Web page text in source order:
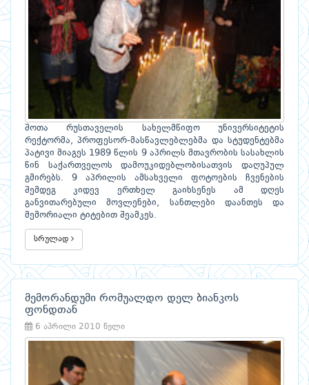
შოთა რუსთაველის სახელმწიფო უნივერსიტეტის
რექტორმა, პროფესორ-მასწავლებლებმა და სტუდენტებმა
პატივი მიაგეს 1989 წლის 9 აპრილს მთავრობის სასახლის
წინ საქართველოს დამოუკიდებლობისათვის დაღუპულ
გმირებს. 9 აპრილის ამსახველი ფოტოების ჩვენების
შემდეგ კიდევ ერთხელ გაიხსენეს ამ დღეს
განვითარებული მოვლენები, სანთლები დაანთეს და
მემორიალი ტიტებით შეამკეს.
სრულად
მემორანდუმი რომუალდო დელ ბიანკოს
ფონდთან
6 აპრილი 2010 წელი